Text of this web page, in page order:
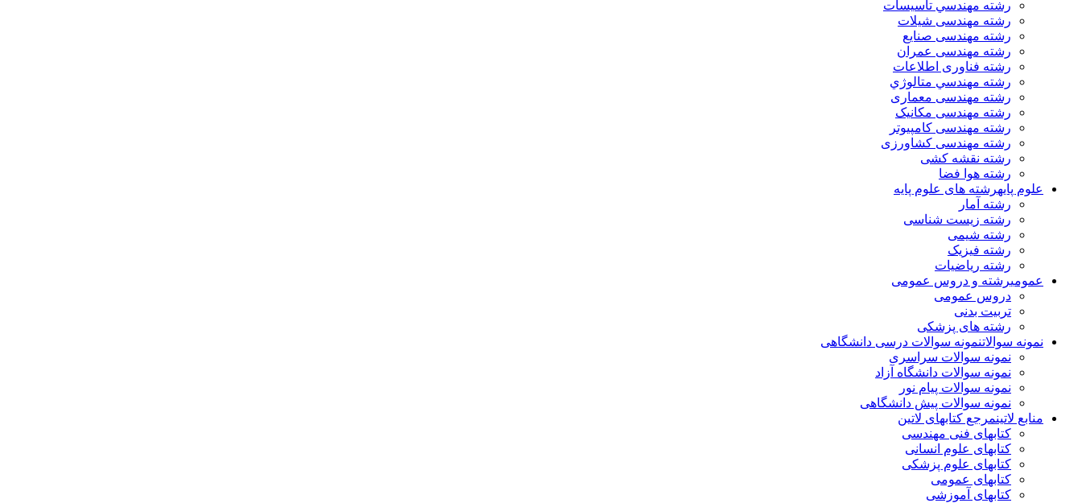
رشته مهندسي تاسيسات
رشته مهندسی شیلات
رشته مهندسی صنایع
رشته مهندسی عمران
رشته فناوری اطلاعات
رشته مهندسي متالوژي
رشته مهندسی معماری
رشته مهندسی مکانیک
رشته مهندسی کامپیوتر
رشته مهندسی کشاورزی
رشته نقشه کشی
رشته هوا فضا
علوم پایهرشته های علوم پایه
رشته آمار
رشته زیست شناسی
رشته شیمی
رشته فیزیک
رشته ریاضیات
عمومیرشته و دروس عمومی
دروس عمومی
تربیت بدنی
رشته های پزشکی
نمونه سوالاتنمونه سوالات درسی دانشگاهی
نمونه سوالات سراسری
نمونه سوالات دانشگاه آزاد
نمونه سوالات پیام نور
نمونه سوالات پیش دانشگاهی
منابع لاتینمرجع کتابهای لاتین
کتابهای فنی مهندسی
کتابهای علوم انسانی
کتابهای علوم پزشکی
کتابهای عمومی
کتابهای آموزشی